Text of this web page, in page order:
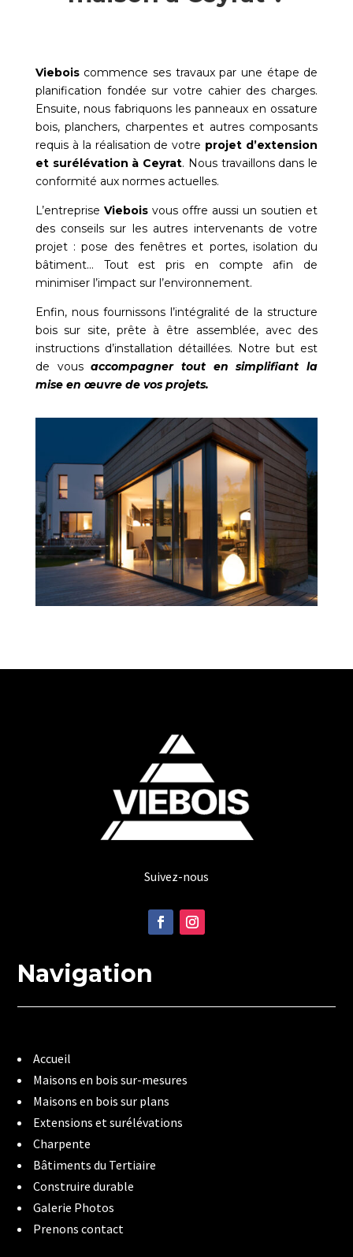
Vieboiscommence ses travaux par une étape de
planification fondée sur votre cahier des charges.
Ensuite, nous fabriquons les panneaux en ossature
bois, planchers, charpentes et autres composants
requis à la réalisation de votre projet d’extension
et surélévation à Ceyrat. Nous travaillons dans le
conformité aux normes actuelles.
L’entreprise Vieboisvous offre aussi un soutien et
des conseils sur les autres intervenants de votre
projet : pose des fenêtres et portes, isolation du
bâtiment… Tout est pris en compte afin de
minimiser l’impact sur l’environnement.
Enfin, nous fournissons l’intégralité de la structure
bois sur site, prête à être assemblée, avec des
instructions d’installation détaillées. Notre but est
de vousaccompagner tout en simplifiant la
mise en œuvre de vos projets.
Suivez-nous
Navigation
Accueil
Maisons en bois sur-mesures
Maisons en bois sur plans
Extensions et surélévations
Charpente
Bâtiments du Tertiaire
Construire durable
Galerie Photos
Prenons contact